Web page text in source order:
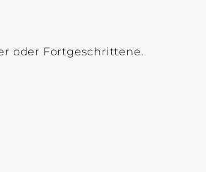
oder Fortgeschrittene.